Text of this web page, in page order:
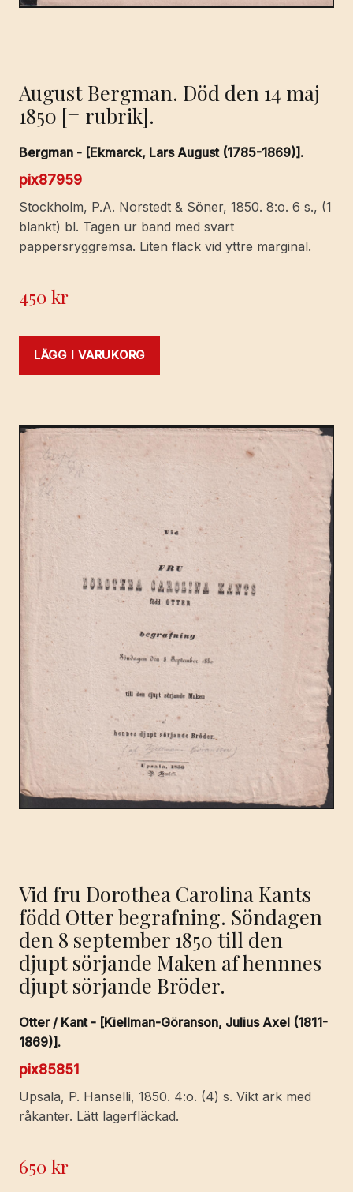
August Bergman. Död den 14 maj
1850 [= rubrik].
Bergman - [Ekmarck, Lars August (1785-1869)].
pix87959
Stockholm, P.A. Norstedt & Söner, 1850. 8:o. 6 s., (1
blankt) bl. Tagen ur band med svart
pappersryggremsa. Liten fläck vid yttre marginal.
450kr
LÄGG I VARUKORG
Vid fru Dorothea Carolina Kants
född Otter begrafning. Söndagen
den 8 september 1850 till den
djupt sörjande Maken af hennnes
djupt sörjande Bröder.
Otter / Kant - [Kiellman-Göranson, Julius Axel (1811-
1869)].
pix85851
Upsala, P. Hanselli, 1850. 4:o. (4) s. Vikt ark med
råkanter. Lätt lagerfläckad.
650kr